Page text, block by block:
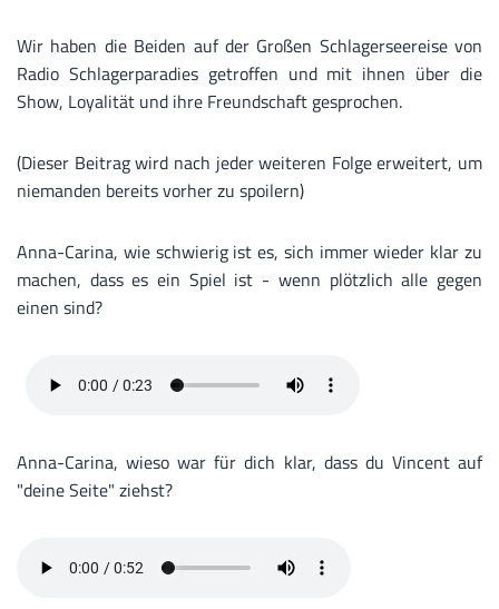
Wir haben die Beiden auf der Großen Schlagerseereise von
Radio Schlagerparadies getroffen und mit ihnen über die
Show, Loyalität und ihre Freundschaft gesprochen.
(Dieser Beitrag wird nach jeder weiteren Folge erweitert, um
niemanden bereits vorher zu spoilern)
Anna-Carina, wie schwierig ist es, sich immer wieder klar zu
machen, dass es ein Spiel ist - wenn plötzlich alle gegen
einen sind?
Anna-Carina, wieso war für dich klar, dass du Vincent auf
"deine Seite" ziehst?